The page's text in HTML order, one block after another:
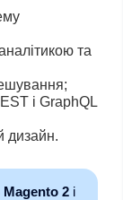
та
і GraphQL
дизайн.
Magento 2і